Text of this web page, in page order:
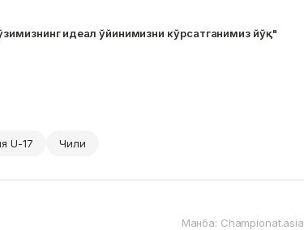
идеал ўйинимизни кўрсатганимиз йўқ"
U-17 Чили
Манба: Championat.asia